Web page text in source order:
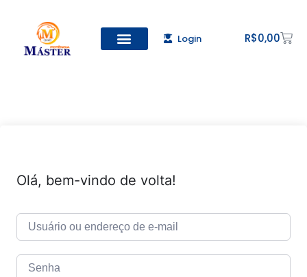
Login R$0,00
Olá, bem-vindo de volta!